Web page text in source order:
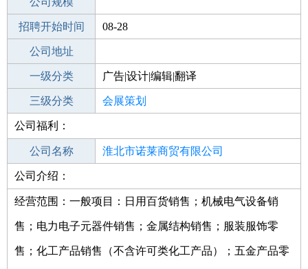
公司电话
招聘开始时间 08-28
招聘结束时间
公司地址
一级分类 广告|设计|编辑|翻译
二级分类 广告/咨询
三级分类 会展策划
其他行业
公司福利：
公司名称 淮北市诺莱商贸有限公司
公司类型
公司介绍：
经营范围：一般项目：日用百货销售；机械电气设备销
售；电力电子元器件销售；金属结构销售；服装服饰零
售；化工产品销售（不含许可类化工产品）；五金产品零